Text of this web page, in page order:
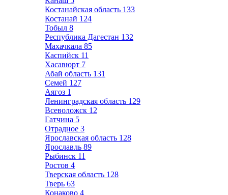
Костанайская область 133
Костанай 124
Тобыл 8
Республика Дагестан 132
Махачкала 85
Каспийск 11
Хасавюрт 7
Абай область 131
Семей 127
Аягоз 1
Ленинградская область 129
Всеволожск 12
Гатчина 5
Отрадное 3
Ярославская область 128
Ярославль 89
Рыбинск 11
Ростов 4
Тверская область 128
Тверь 63
Конаково 4